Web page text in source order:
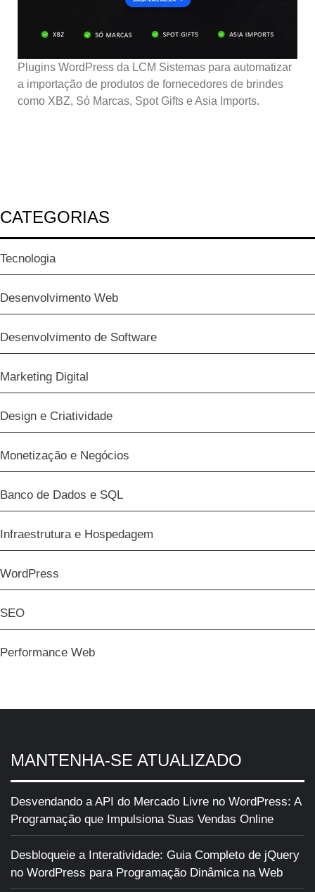
Plugins WordPress da LCM Sistemas para automatizar
a importação de produtos de fornecedores de brindes
como XBZ, Só Marcas, Spot Gifts e Asia Imports.
CATEGORIAS
Tecnologia
Desenvolvimento Web
Desenvolvimento de Software
Marketing Digital
Design e Criatividade
Monetização e Negócios
Banco de Dados e SQL
Infraestrutura e Hospedagem
WordPress
SEO
Performance Web
MANTENHA-SE ATUALIZADO
Desvendando a API do Mercado Livre no WordPress: A
Programação que Impulsiona Suas Vendas Online
Desbloqueie a Interatividade: Guia Completo de jQuery
no WordPress para Programação Dinâmica na Web